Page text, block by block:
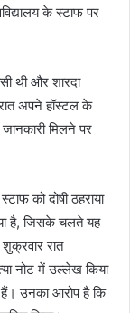
के स्टाफ पर
थी और शारदा
रात अपने हॉस्टल के
मिलने पर
को दोषी ठहराया
है, जिसके चलते यह
रात
नोट में उल्लेख किया
उनका आरोप है कि